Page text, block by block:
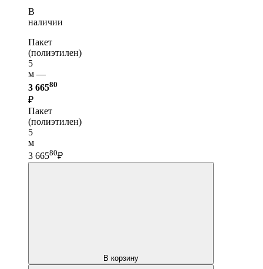
В
наличии
Пакет
(полиэтилен)
5
м —
3 66580
₽
Пакет
(полиэтилен)
5
м
3 66580₽
В корзину